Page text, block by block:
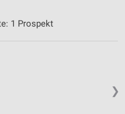
1 Prospekt
❯